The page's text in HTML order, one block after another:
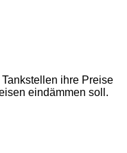
ihre Preise
eindämmen soll.